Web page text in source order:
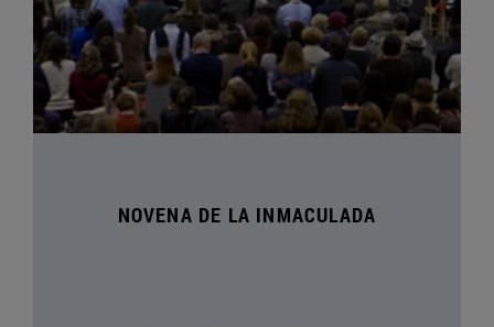
NOVENA DE LA INMACULADA